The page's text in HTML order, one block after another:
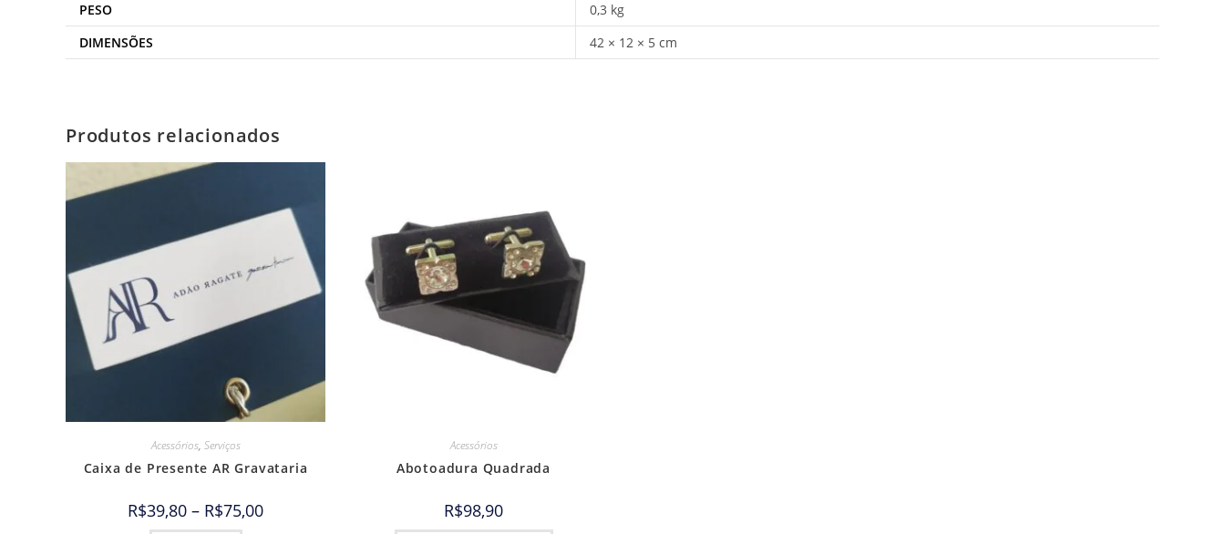
PESO
0,3 kg
DIMENSÕES
42 × 12 × 5 cm
Produtos relacionados
Acessórios, Serviços
Caixa de Presente AR Gravataria
R$39,80 – R$75,00
Acessórios
Abotoadura Quadrada
R$98,90